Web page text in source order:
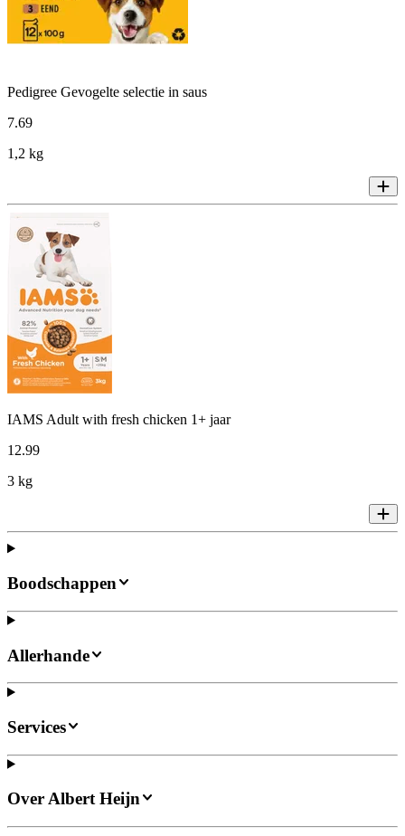
Pedigree Gevogelte selectie in saus
7.69
1,2 kg
IAMS Adult with fresh chicken 1+ jaar
12.99
3 kg
Boodschappen
Allerhande
Services
Over Albert Heijn